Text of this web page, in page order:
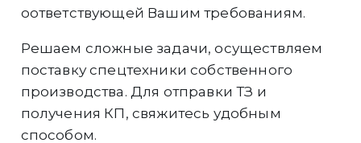
оответствующей Вашим требованиям.
Решаем сложные задачи, осуществляем
поставку спецтехники собственного
производства. Для отправки ТЗ и
получения КП, свяжитесь удобным
способом.